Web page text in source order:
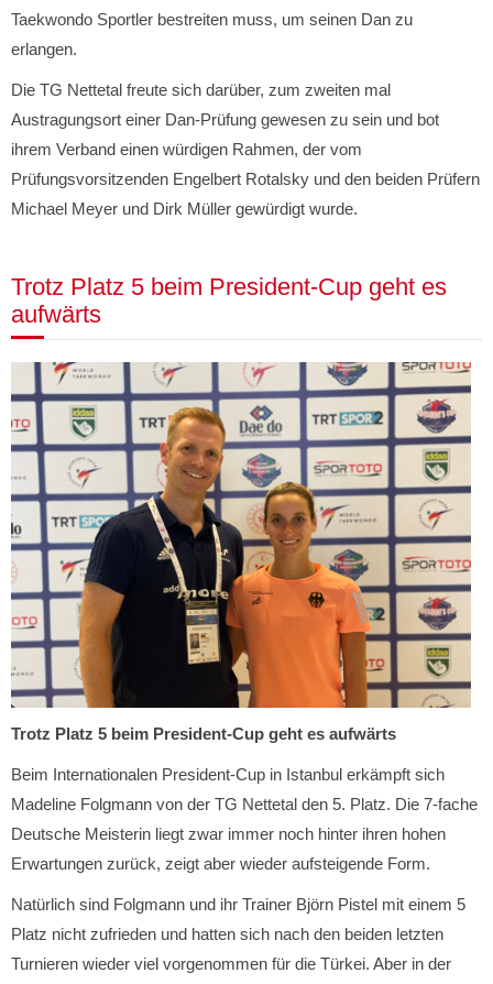
Taekwondo Sportler bestreiten muss, um seinen Dan zu
erlangen.
Die TG Nettetal freute sich darüber, zum zweiten mal
Austragungsort einer Dan-Prüfung gewesen zu sein und bot
ihrem Verband einen würdigen Rahmen, der vom
Prüfungsvorsitzenden Engelbert Rotalsky und den beiden Prüfern
Michael Meyer und Dirk Müller gewürdigt wurde.
Trotz Platz 5 beim President-Cup geht es
aufwärts
Trotz Platz 5 beim President-Cup geht es aufwärts
Beim Internationalen President-Cup in Istanbul erkämpft sich
Madeline Folgmann von der TG Nettetal den 5. Platz. Die 7-fache
Deutsche Meisterin liegt zwar immer noch hinter ihren hohen
Erwartungen zurück, zeigt aber wieder aufsteigende Form.
Natürlich sind Folgmann und ihr Trainer Björn Pistel mit einem 5
Platz nicht zufrieden und hatten sich nach den beiden letzten
Turnieren wieder viel vorgenommen für die Türkei. Aber in der